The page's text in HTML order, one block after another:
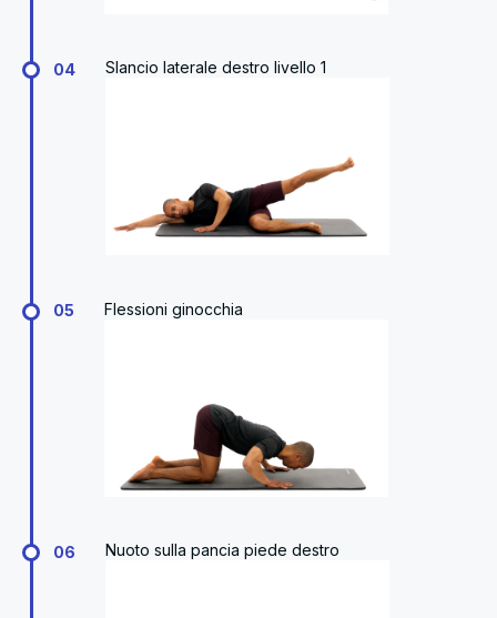
04 Slancio laterale destro livello 1
05 Flessioni ginocchia
06 Nuoto sulla pancia piede destro